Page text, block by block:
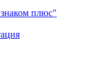
плюс"